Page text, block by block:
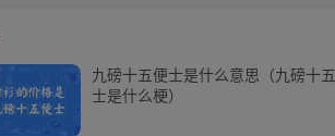
九磅十五便士是什么意思（九磅十
士是什么梗）